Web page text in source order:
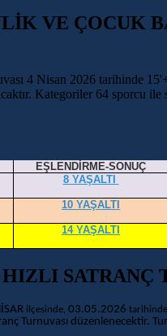
VE ÇOCUK
4 Nisan 2026 tarihinde
Kategoriler 64 sporcu ile
EŞLENDİRME-SONUÇ
8 YAŞALTI
10 YAŞALTI
14 YAŞALTI
SATRANÇ
ilçesinde, 03.05.2026 tarihinde
Turnuvası düzenlenecektir.